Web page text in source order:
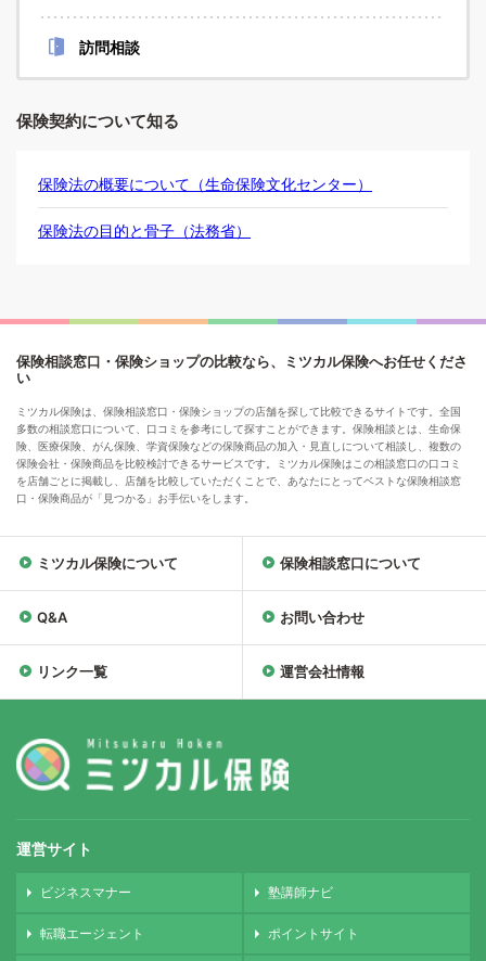
訪問相談
保険契約について知る
保険法の概要について（生命保険文化センター）
保険法の目的と骨子（法務省）
保険相談窓口・保険ショップの比較なら、ミツカル保険へお任せくださ
い
ミツカル保険は、保険相談窓口・保険ショップの店舗を探して比較できるサイトです。全国
多数の相談窓口について、口コミを参考にして探すことができます。保険相談とは、生命保
険、医療保険、がん保険、学資保険などの保険商品の加入・見直しについて相談し、複数の
保険会社・保険商品を比較検討できるサービスです。ミツカル保険はこの相談窓口の口コミ
を店舗ごとに掲載し、店舗を比較していただくことで、あなたにとってベストな保険相談窓
口・保険商品が「見つかる」お手伝いをします。
ミツカル保険について 保険相談窓口について
Q&A お問い合わせ
リンク一覧 運営会社情報
運営サイト
ビジネスマナー 塾講師ナビ
転職エージェント ポイントサイト